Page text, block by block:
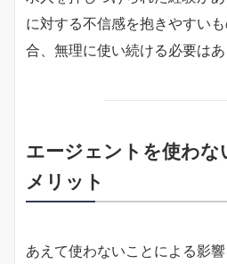
に対する不信感を抱きやすい
合、無理に使い続ける必要はあ
エージェントを使わ
メリット
あえて使わないことによる影